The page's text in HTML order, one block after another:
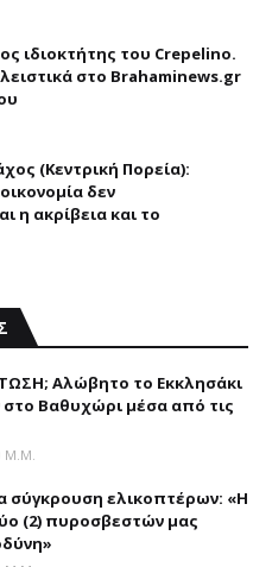
ιδιοκτήτης του Crepelino.
στο Brahaminews.gr
(Κεντρική Πορεία):
δεν
η ακρίβεια και το
Aλώβητο το Eκκλησάκι
Bαθυχώρι μέσα από τις
Μ.μ.
σύγκρουση ελικοπτέρων: «Η
(2) πυροσβεστών μας